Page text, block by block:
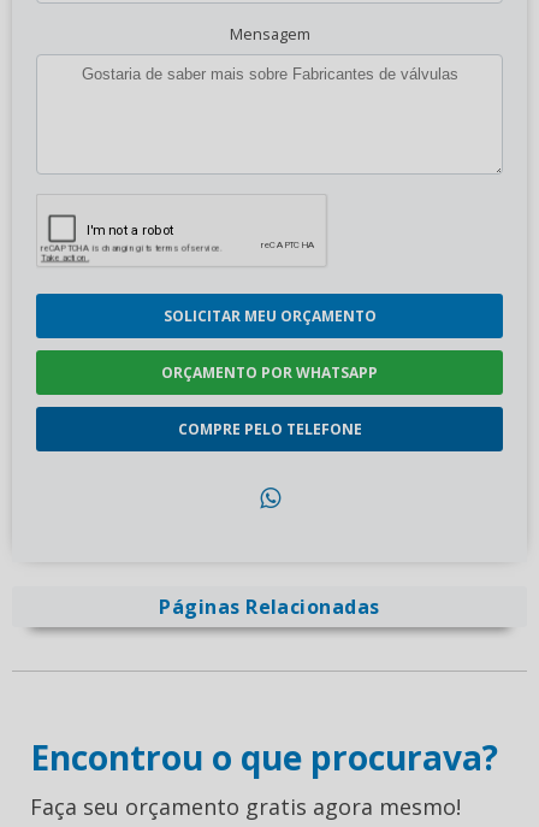
Mensagem
SOLICITAR MEU ORÇAMENTO
ORÇAMENTO POR WHATSAPP
COMPRE PELO TELEFONE
Páginas Relacionadas
Encontrou o que procurava?
Faça seu orçamento gratis agora mesmo!